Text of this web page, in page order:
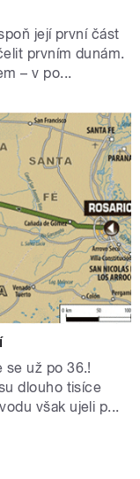
její první část
prvním dunám.
– v po...
se už po 36.!
dlouho tisíce
však ujeli p...